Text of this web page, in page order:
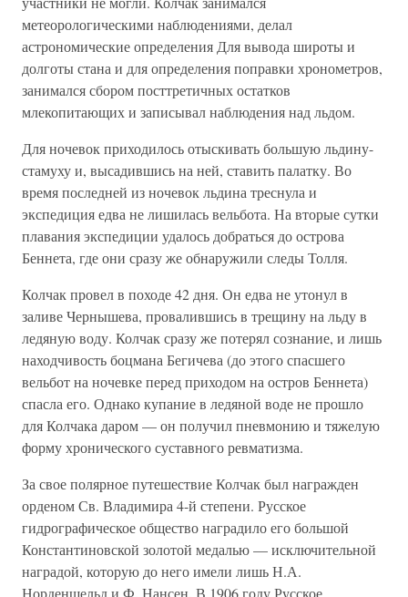
метеорологическими наблюдениями, делал
астрономические определения Для вывода широты и
долготы стана и для определения поправки хронометров,
занимался сбором посттретичных остатков
млекопитающих и записывал наблюдения над льдом.
Для ночевок приходилось отыскивать большую льдину-
стамуху и, высадившись на ней, ставить палатку. Во
время последней из ночевок льдина треснула и
экспедиция едва не лишилась вельбота. На вторые сутки
плавания экспедиции удалось добраться до острова
Беннета, где они сразу же обнаружили следы Толля.
Колчак провел в походе 42 дня. Он едва не утонул в
заливе Чернышева, провалившись в трещину на льду в
ледяную воду. Колчак сразу же потерял сознание, и лишь
находчивость боцмана Бегичева (до этого спасшего
вельбот на ночевке перед приходом на остров Беннета)
спасла его. Однако купание в ледяной воде не прошло
для Колчака даром — он получил пневмонию и тяжелую
форму хронического суставного ревматизма.
За свое полярное путешествие Колчак был награжден
орденом Св. Владимира 4-й степени. Русское
гидрографическое общество наградило его большой
Константиновской золотой медалью — исключительной
наградой, которую до него имели лишь Н.А.
Норденшельд и Ф. Нансен. В 1906 году Русское